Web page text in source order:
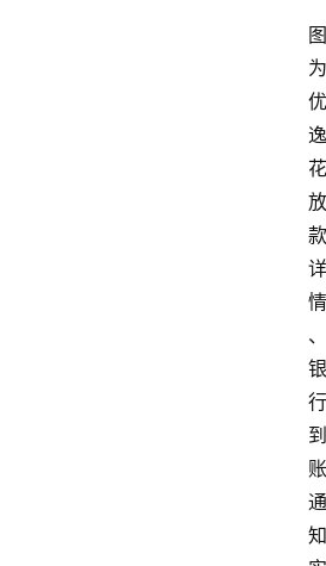
图
为
优
逸
花
放
款
详
情
、
银
行
到
账
通
知